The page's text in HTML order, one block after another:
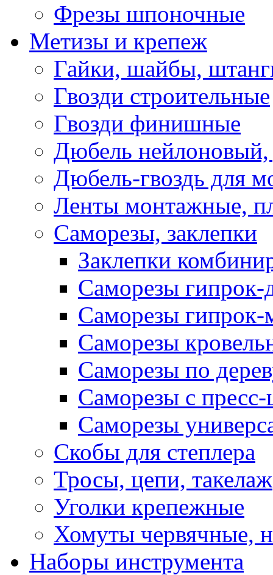
Фрезы шпоночные
Метизы и крепеж
Гайки, шайбы,
Гвозди строительные
Гвозди финишные
Дюбель нейлоновый,
Дюбель-гвоздь для
Ленты монтажные,
Саморезы, заклепки
Заклепки
Саморезы гипрок-
Саморезы гипрок-
Саморезы
Саморезы по
Саморезы с
Саморезы
Скобы для степлера
Тросы, цепи, такелаж
Уголки крепежные
Хомуты червячные,
Наборы инструмента